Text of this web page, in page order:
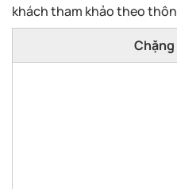
khách tham khảo theo
Chặng